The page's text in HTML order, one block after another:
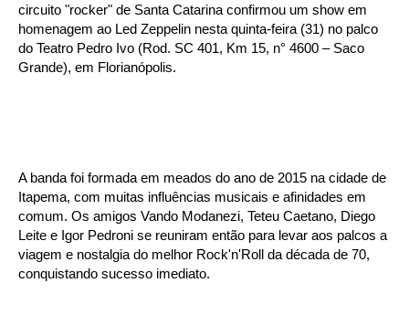
circuito "rocker" de Santa Catarina confirmou um show em
homenagem ao Led Zeppelin nesta quinta-feira (31) no palco
do Teatro Pedro Ivo (Rod. SC 401, Km 15, n° 4600 – Saco
Grande), em Florianópolis.
A banda foi formada em meados do ano de 2015 na cidade de
Itapema, com muitas influências musicais e afinidades em
comum. Os amigos Vando Modanezi, Teteu Caetano, Diego
Leite e Igor Pedroni se reuniram então para levar aos palcos a
viagem e nostalgia do melhor Rock'n'Roll da década de 70,
conquistando sucesso imediato.